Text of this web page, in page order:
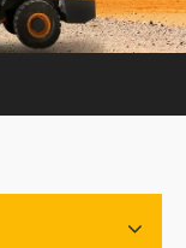
Deutsch
Português
English